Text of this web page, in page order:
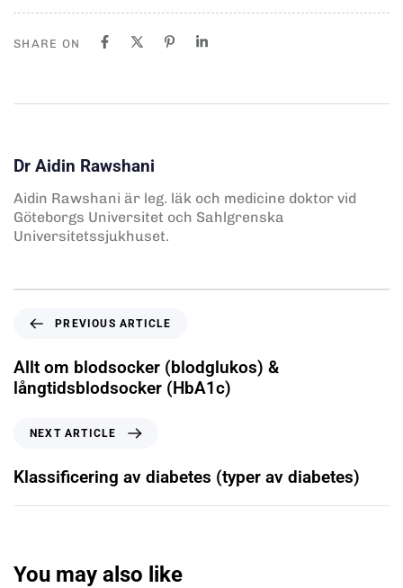
SHARE ON
Dr Aidin Rawshani
Aidin Rawshani är leg. läk och medicine doktor vid
Göteborgs Universitet och Sahlgrenska
Universitetssjukhuset.
PREVIOUS ARTICLE
Allt om blodsocker (blodglukos) &
långtidsblodsocker (HbA1c)
NEXT ARTICLE
Klassificering av diabetes (typer av diabetes)
You may also like